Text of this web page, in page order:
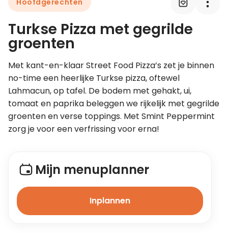
Leer koken als een chef
Hoofdgerechten
Turkse Pizza met gegrilde
groenten
Met kant-en-klaar Street Food Pizza’s zet je binnen
no-time een heerlijke Turkse pizza, oftewel
Lahmacun, op tafel. De bodem met gehakt, ui,
tomaat en paprika beleggen we rijkelijk met gegrilde
groenten en verse toppings. Met Smint Peppermint
zorg je voor een verfrissing voor erna!
Mijn menuplanner
Inplannen